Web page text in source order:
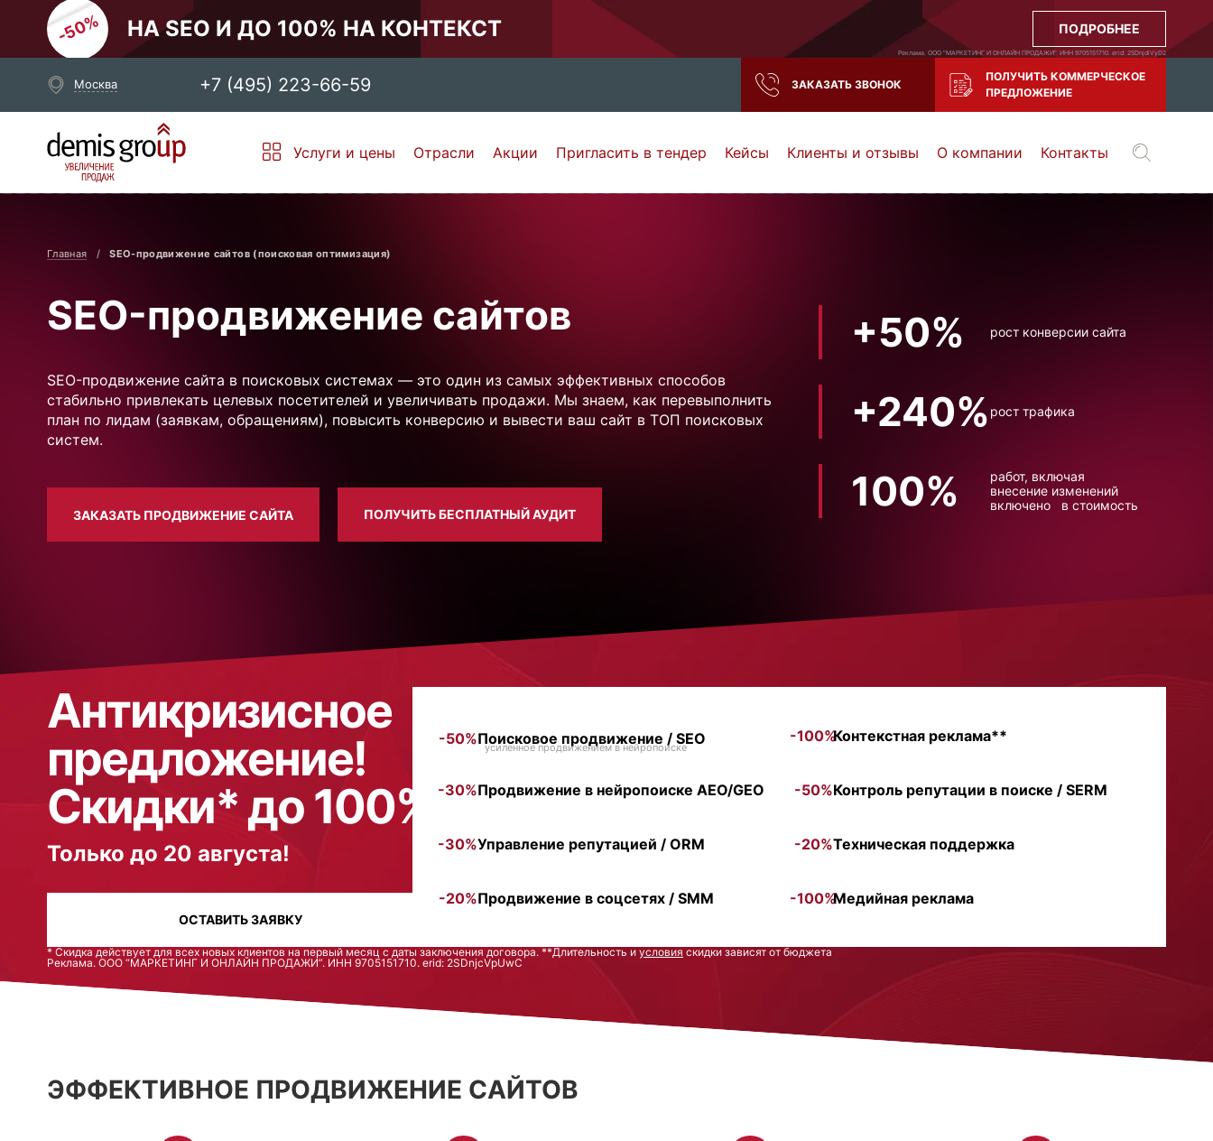
НА SEO И ДО 100% НА КОНТЕКСТ ПОДРОБНЕЕ
Реклама. ООО "МАРКЕТИНГ И ОНЛАЙН ПРОДАЖИ". ИНН 9705151710. erid: 2SDnjdiVyD2
Москва +7 (495) 223-66-59 ЗАКАЗАТЬ ЗВОНОК
ПОЛУЧИТЬ КОММЕРЧЕСКОЕ
ПРЕДЛОЖЕНИЕ
Выберите свой город
Москва Санкт-Петербург Нижний Новгород Тамбов Воронеж
Тула
Услуги и цены Отрасли Акции Пригласить в тендер Кейсы Клиенты и отзывы О компании Контакты
Главная SEO-продвижение сайтов (поисковая оптимизация)
SEO-продвижение сайтов
SEO-продвижение сайта в поисковых системах — это один из самых эффективных способов
стабильно привлекать целевых посетителей и увеличивать продажи. Мы знаем, как перевыполнить
план по лидам (заявкам, обращениям), повысить конверсию и вывести ваш сайт в ТОП поисковых
систем.
ЗАКАЗАТЬ ПРОДВИЖЕНИЕ САЙТА ПОЛУЧИТЬ БЕСПЛАТНЫЙ АУДИТ
+50% рост конверсии сайта
+240% рост трафика
100%
работ, включая
внесение изменений
включено в стоимость
Антикризисное
предложение!
Скидки* до 100%
Только до 20 августа!
ОСТАВИТЬ ЗАЯВКУ
-50%Поисковое продвижение / SEO
усиленное продвижением в нейропоиске
-100%Контекстная реклама**
-30%Продвижение в нейропоиске AEO/GEO -50%Контроль репутации в поиске / SERM
-30%Управление репутацией / ORM -20%Техническая поддержка
-20%Продвижение в соцсетях / SMM -100%Медийная реклама
* Скидка действует для всех новых клиентов на первый месяц с даты заключения договора. **Длительность иусловияскидки зависят от бюджета
Реклама. ООО “МАРКЕТИНГ И ОНЛАЙН ПРОДАЖИ”. ИНН 9705151710. erid: 2SDnjcVpUwC
ЭФФЕКТИВНОЕ ПРОДВИЖЕНИЕ САЙТОВ